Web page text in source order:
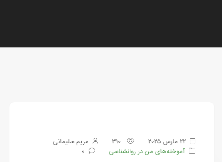
22 مارس 2025
مریم سلیمانی
آموخته‌های من در روانشناسی
0